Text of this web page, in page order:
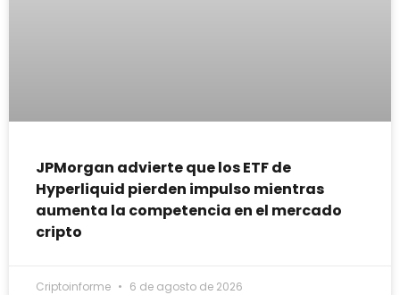
JPMorgan advierte que los ETF de
Hyperliquid pierden impulso mientras
aumenta la competencia en el mercado
cripto
Criptoinforme 6 de agosto de 2026